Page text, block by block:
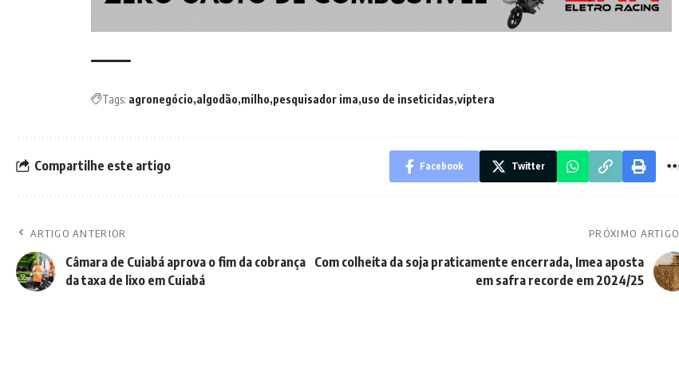
Tags: agronegócio algodão milho pesquisador ima uso de inseticidas viptera
Compartilhe este artigo Facebook Twitter
ARTIGO ANTERIOR
Câmara de Cuiabá aprova o fim da cobrança
da taxa de lixo em Cuiabá
PRÓXIMO ARTIGO
Com colheita da soja praticamente encerrada, Imea aposta
em safra recorde em 2024/25